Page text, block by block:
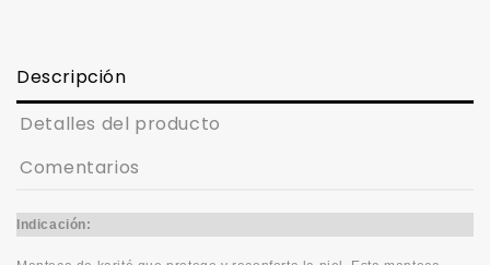
Descripción
Detalles del producto
Comentarios
Indicación: